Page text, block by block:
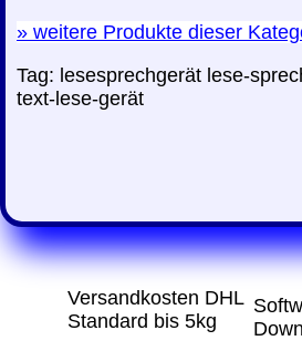
» weitere Produkte dieser
Tag: lesesprechgerät lese-
text-lese-gerät
Versandkosten DHL
Standard bis 5kg